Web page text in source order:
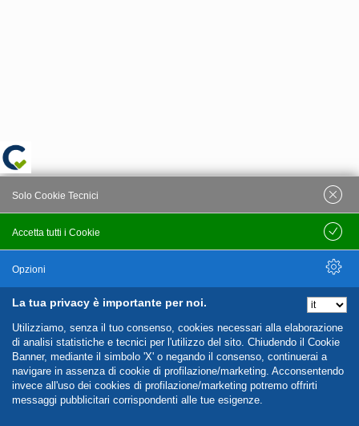
La tua privacy è importante per noi.
Utilizziamo, senza il tuo consenso, cookies necessari alla elaborazione
di analisi statistiche e tecnici per l'utilizzo del sito. Chiudendo il Cookie
Banner, mediante il simbolo 'X' o negando il consenso, continuerai a
navigare in assenza di cookie di profilazione/marketing. Acconsentendo
invece all'uso dei cookies di profilazione/marketing potremo offrirti
messaggi pubblicitari corrispondenti alle tue esigenze.
Accetta tutti i Cookie
Solo Cookie Tecnici
Salva
Opzioni
Nascondi Opzioni